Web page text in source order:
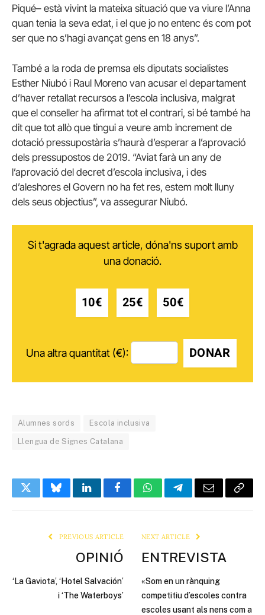
Piqué– està vivint la mateixa situació que va viure l’Anna
quan tenia la seva edat, i el que jo no entenc és com pot
ser que no s’hagi avançat gens en 18 anys”.
També a la roda de premsa els diputats socialistes
Esther Niubó i Raul Moreno van acusar el departament
d’haver retallat recursos a l’escola inclusiva, malgrat
que el conseller ha afirmat tot el contrari, si bé també ha
dit que tot allò que tingui a veure amb increment de
dotació pressupostària s’haurà d’esperar a l’aprovació
dels pressupostos de 2019. “Aviat farà un any de
l’aprovació del decret d’escola inclusiva, i des
d’aleshores el Govern no ha fet res, estem molt lluny
dels seus objectius”, va assegurar Niubó.
Si t'agrada aquest article, dóna'ns suport amb
una donació.
10€ 25€ 50€
Una altra quantitat (€): DONAR
Alumnes sords Escola inclusiva
Llengua de Signes Catalana
TwitterBlueskyLinkedInFacebookWhatsAppTelegramEmail Copy
PREVIOUS ARTICLE
OPINIÓ
‘La Gaviota’, ‘Hotel Salvación’
i ‘The Waterboys’
NEXT ARTICLE
ENTREVISTA
«Som en un rànquing
competitiu d’escoles contra
escoles usant als nens com a